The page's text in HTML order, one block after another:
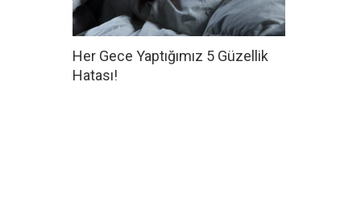
Her Gece Yaptığımız 5 Güzellik
Hatası!